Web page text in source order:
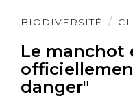
BIODIVERSITÉ
Le manchot
danger"
Lire